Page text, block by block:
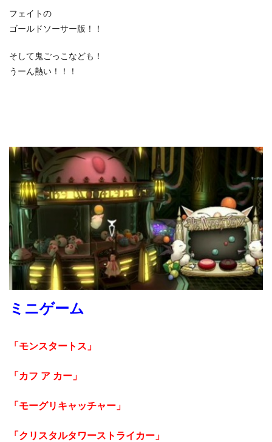
フェイトの
ゴールドソーサー版！！
そして鬼ごっこなども！
うーん熱い！！！
ミニゲーム
「モンスタートス」
「カフ ア カー」
「モーグリキャッチャー」
「クリスタルタワーストライカー」